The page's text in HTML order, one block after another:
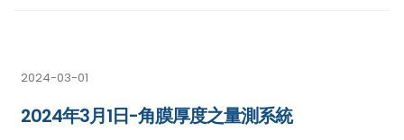
2024-03-01
2024年3月1日-角膜厚度之量測系統